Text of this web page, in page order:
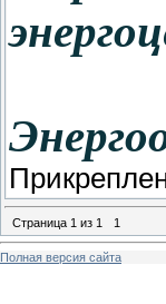
Страница 1 из 1 1
Полная версия сайта